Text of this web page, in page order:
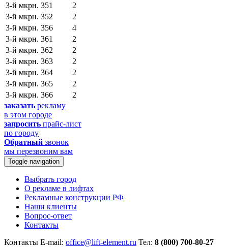
3-й мкрн. 351
2
3-й мкрн. 352
2
3-й мкрн. 356
4
3-й мкрн. 361
2
3-й мкрн. 362
2
3-й мкрн. 363
2
3-й мкрн. 364
2
3-й мкрн. 365
2
3-й мкрн. 366
2
заказать рекламу
в этом городе
запросить прайс-лист
по городу
Обратный звонок
мы перезвоним вам
Toggle navigation
Выбрать город
О рекламе в лифтах
Рекламные конструкции РФ
Наши клиенты
Вопрос-ответ
Контакты
Контакты E-mail: office@lift-element.ru Тел: 8 (800) 700-80-27